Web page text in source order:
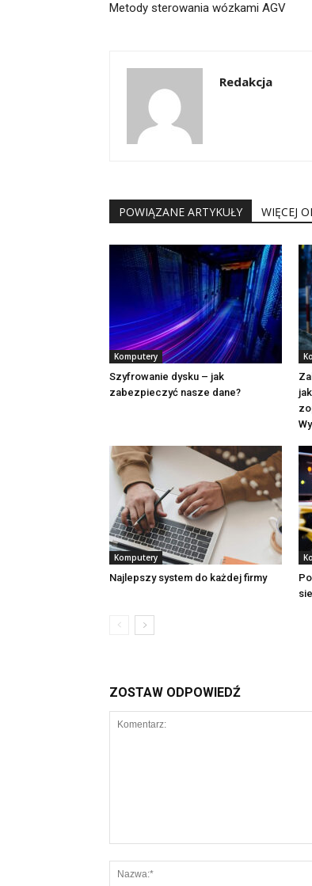
Metody sterowania wózkami AGV
Redakcja
POWIĄZANE ARTYKUŁY WIĘCEJ
Komputery
Szyfrowanie dysku – jak
zabezpieczyć nasze dane?
Komputery
Najlepszy system do każdej firmy
ZOSTAW ODPOWIEDŹ